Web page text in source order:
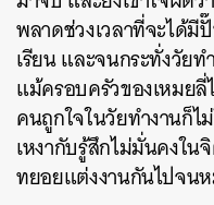
พลาดช่วงเวลาที่จะได้
เรียน และจนกระทั่งวัย
แม้ครอบครัวของเหมย
คนถูกใจในวัยทำงานก็ไ
เหงากับรู้สึกไม่มั่นคงใน
ทยอยแต่งงานกันไปจน